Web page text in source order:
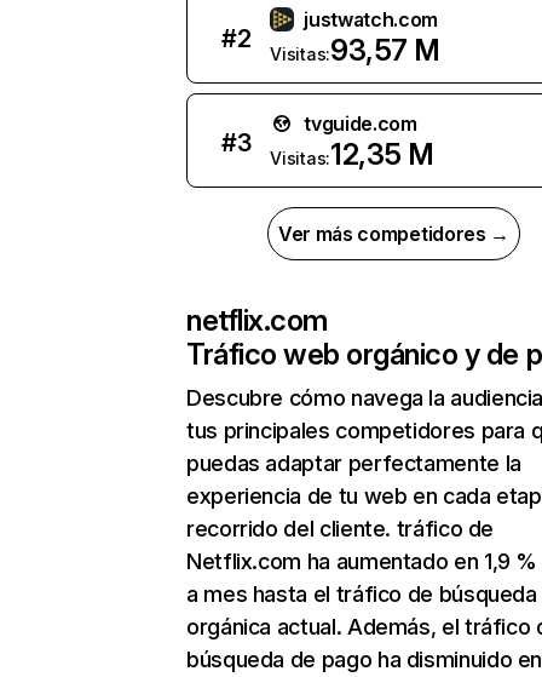
#2
justwatch.com
Visitas:93,57 M
#3
tvguide.com
Visitas:12,35 M
Ver más competidores →
netflix.com
Tráfico web orgánico y de
Descubre cómo navega la
tus principales competidores para
puedas adaptar perfectamente la
experiencia de tu web en cada
recorrido del cliente. tráfico de
Netflix.com ha aumentado en 1,9
a mes hasta el tráfico de búsqueda
orgánica actual. Además, el tráfico
búsqueda de pago ha disminuido en